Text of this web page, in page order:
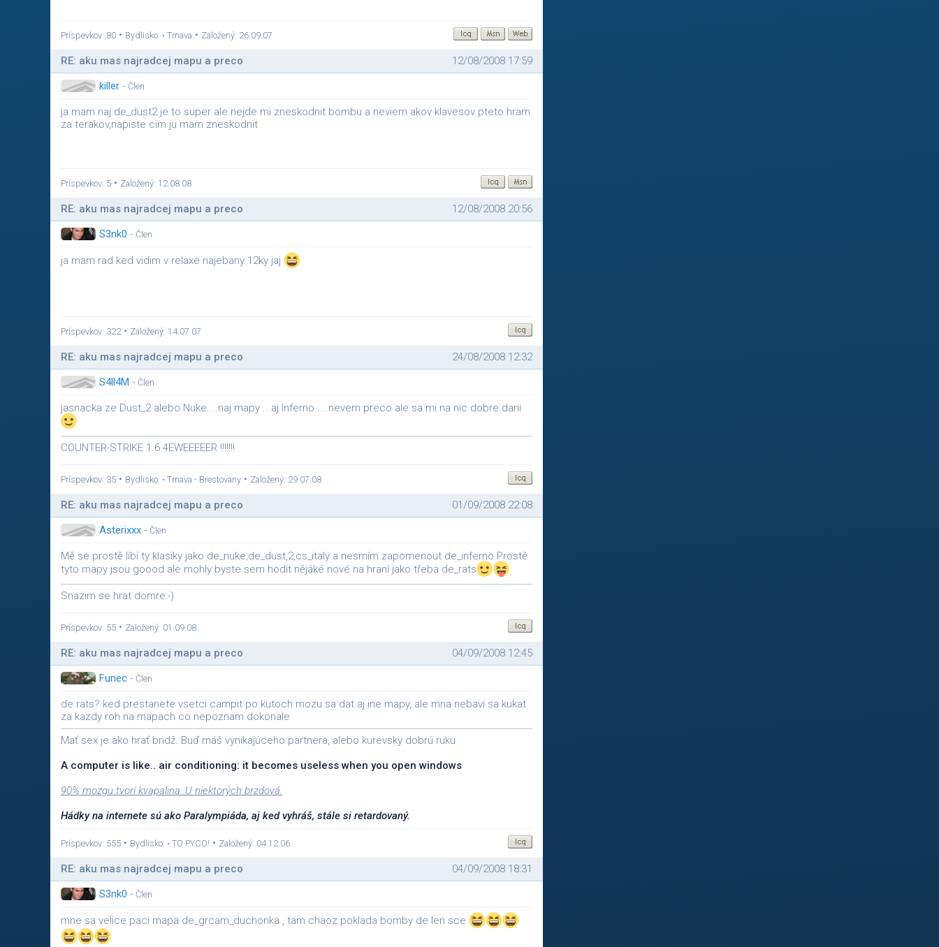
Príspevkov: 80 • Bydlisko: • Trnava • Založený: 26.09.07
RE: aku mas najradcej mapu a preco
12/08/2008 17:59
killer - Člen
ja mam naj de_dust2 je to super ale nejde mi zneskodnit bombu a neviem akov klavesov pteto hram
za terakov,napiste cim ju mam zneskodnit
Príspevkov: 5 • Založený: 12.08.08
RE: aku mas najradcej mapu a preco
12/08/2008 20:56
S3nk0 - Člen
ja mam rad ked vidim v relaxe najebany 12ky jaj
Príspevkov: 322• Založený: 14.07.07
RE: aku mas najradcej mapu a preco
24/08/2008 12:32
S4ll4M - Člen
jasnacka ze Dust_2 alebo Nuke....naj mapy ...aj Inferno ....nevem preco ale sa mi na nic dobre darii
COUNTER-STRIKE 1.6 4EWEEEEER !!!!!!!
Príspevkov: 35 • Bydlisko: • Trnava - Brestovany • Založený: 29.07.08
RE: aku mas najradcej mapu a preco
01/09/2008 22:08
Asterixxx - Člen
Mě se prostě líbí ty klasiky jako de_nuke,de_dust,2,cs_italy a nesmím zapomenout de_inferno.Prostě
tyto mapy jsou goood ale mohly byste sem hodit nějáké nové na hraní jako třeba de_rats
Snazim se hrat domre:-)
Príspevkov: 55 • Založený: 01.09.08
RE: aku mas najradcej mapu a preco
04/09/2008 12:45
Funec - Člen
de rats? ked prestanete vsetci campit po kutoch mozu sa dat aj ine mapy, ale mna nebavi sa kukat
za kazdy roh na mapach co nepoznam dokonale
Mať sex je ako hrať bridž. Buď máš vynikajúceho partnera, alebo kurevsky dobrú ruku
A computer is like.. air conditioning: it becomes useless when you open windows
90% mozgu tvorí kvapalina. U niektorých brzdová.
Hádky na internete sú ako Paralympiáda, aj ked vyhráš, stále si retardovaný.
Príspevkov: 555 • Bydlisko: • TO PYCO! • Založený: 04.12.06
RE: aku mas najradcej mapu a preco
04/09/2008 18:31
S3nk0 - Člen
mne sa velice paci mapa de_grcam_duchonka , tam chaoz poklada bomby de len sce